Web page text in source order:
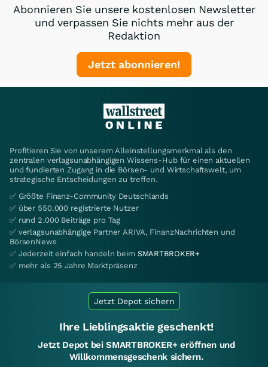
Abonnieren Sie unsere kostenlosen Newsletter
und verpassen Sie nichts mehr aus der
Redaktion
Jetzt abonnieren!
Profitieren Sie von unserem Alleinstellungsmerkmal als den
zentralen verlagsunabhängigen Wissens-Hub für einen aktuellen
und fundierten Zugang in die Börsen- und Wirtschaftswelt, um
strategische Entscheidungen zu treffen.
✅ Größte Finanz-Community Deutschlands
✅ über 550.000 registrierte Nutzer
✅ rund 2.000 Beiträge pro Tag
✅ verlagsunabhängige Partner ARIVA, FinanzNachrichten und
BörsenNews
✅ Jederzeit einfach handeln beim SMARTBROKER+
✅ mehr als 25 Jahre Marktpräsenz
Jetzt Depot sichern
Ihre Lieblingsaktie geschenkt!
Jetzt Depot bei SMARTBROKER+ eröffnen und
Willkommensgeschenk sichern.